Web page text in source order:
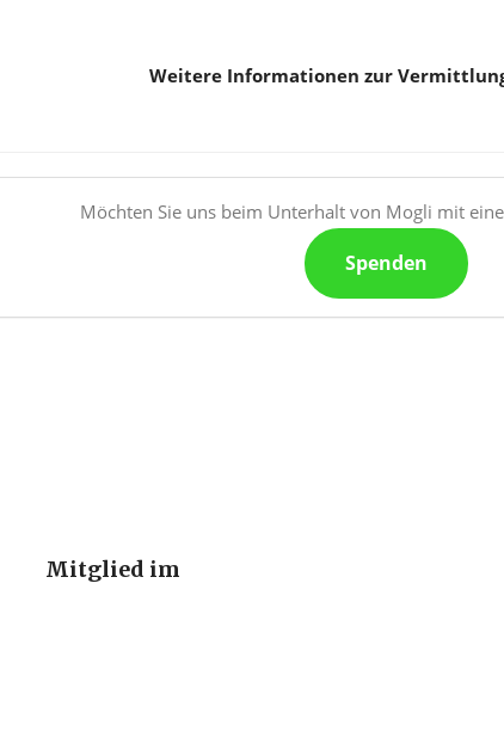
Weitere Informationen zur
Möchten Sie uns beim Unterhalt von Mogli mit
Spenden
Mitglied im